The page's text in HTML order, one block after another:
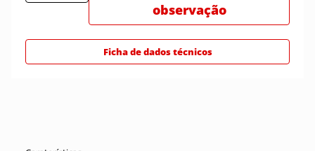
observação
Ficha de dados técnicos